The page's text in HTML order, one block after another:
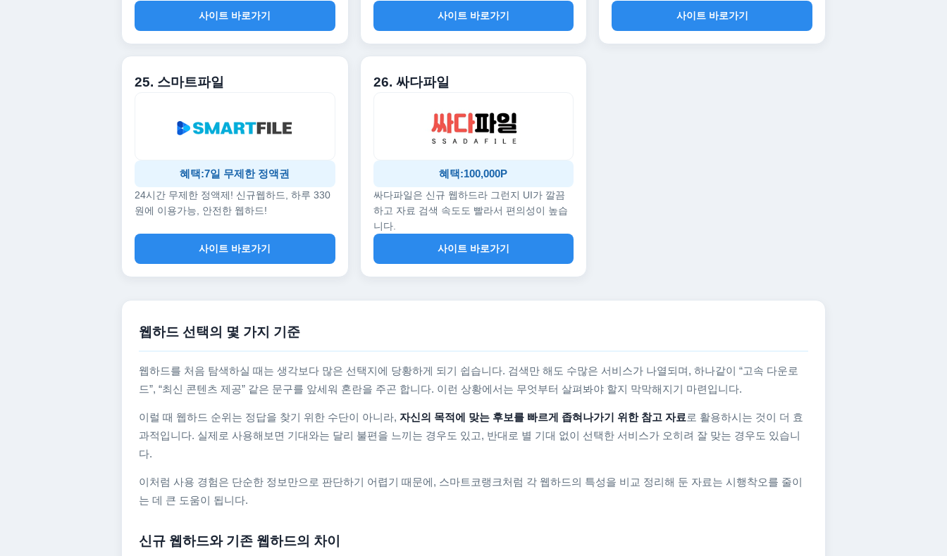
사이트 바로가기
사이트 바로가기
사이트 바로가기
25. 스마트파일
혜택:7일 무제한 정액권
24시간 무제한 정액제! 신규웹하드, 하루 330
원에 이용가능, 안전한 웹하드!
사이트 바로가기
26. 싸다파일
혜택:100,000P
싸다파일은 신규 웹하드라 그런지 UI가 깔끔
하고 자료 검색 속도도 빨라서 편의성이 높습
니다.
사이트 바로가기
웹하드 선택의 몇 가지 기준
웹하드를 처음 탐색하실 때는 생각보다 많은 선택지에 당황하게 되기 쉽습니다. 검색만 해도 수많은 서비스가 나열되며, 하나같이 “고속 다운로
드”, “최신 콘텐츠 제공” 같은 문구를 앞세워 혼란을 주곤 합니다. 이런 상황에서는 무엇부터 살펴봐야 할지 막막해지기 마련입니다.
이럴 때 웹하드 순위는 정답을 찾기 위한 수단이 아니라, 자신의 목적에 맞는 후보를 빠르게 좁혀나가기 위한 참고 자료 로 활용하시는 것이 더 효
과적입니다. 실제로 사용해보면 기대와는 달리 불편을 느끼는 경우도 있고, 반대로 별 기대 없이 선택한 서비스가 오히려 잘 맞는 경우도 있습니
다.
이처럼 사용 경험은 단순한 정보만으로 판단하기 어렵기 때문에, 스마트코랭크처럼 각 웹하드의 특성을 비교 정리해 둔 자료는 시행착오를 줄이
는 데 큰 도움이 됩니다.
신규 웹하드와 기존 웹하드의 차이